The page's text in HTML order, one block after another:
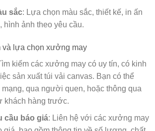
sắc: Lựa chọn màu sắc, thiết kế, in ấn
hình ảnh theo yêu cầu.
và lựa chọn xưởng may
kiếm các xưởng may có uy tín, có kinh
sản xuất túi vải canvas. Bạn có thể
mạng, qua người quen, hoặc thông qua
khách hàng trước.
cầu báo giá: Liên hệ với các xưởng may